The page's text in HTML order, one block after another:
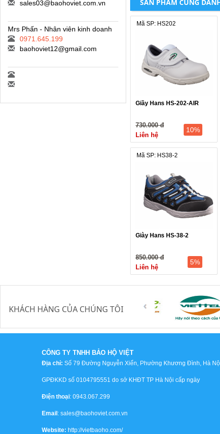
sales03@baohoviet.com.vn
Mrs Phấn - Nhân viên kinh doanh
0971.645.199
baohoviet12@gmail.com
SẢN PHẨM CÙNG
Mã SP: HS202
Giầy Hans HS-202-AIR
730.000 đ
Liên hệ
10%
Mã SP: HS38-2
Giày Hans HS-38-2
850.000 đ
Liên hệ
5%
KHÁCH HÀNG CỦA CHÚNG TÔI
CÔNG TY TNHH BẢO HỘ VIỆT
Địa chỉ: Số 79 Đường Nguyễn Xiển, Phường Khương Đình, Hà
GPĐKKD số 0104795551 do sở KHĐT TP Hà Nội cấp ngày
Điện thoại: 0943.067.299
Email : sales@baohoviet.com.vn
Website: http://vietbaoho.com/